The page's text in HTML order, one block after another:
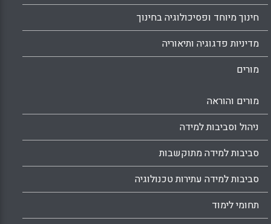
חינוך מיוחד ופסיכולוגיה בחינוך
מדיניות פדגוגיה ותיאוריה
מורים
מורים והוראה
ניהול וסביבות למידה
סביבות למידה מתוקשבות
סביבות למידה עתירות טכנולוגיה
תחומי לימוד